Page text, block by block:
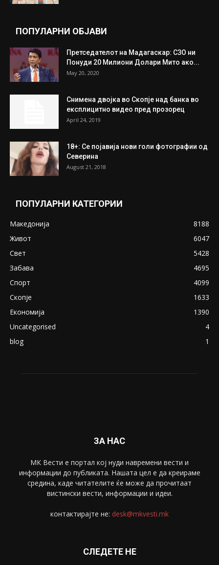
ПОПУЛАРНИ ОБЈАВИ
Претседателот на Мадагаскар: СЗО ни
Понуди 20 Милиони Долари Мито ако...
May 20, 2020
Снимена двојка во Скопје над банка во
експлицитно видео пред прозорец
April 24, 2019
18+: Се појавија нови голи фотографии од
Северина
August 21, 2018
ПОПУЛАРНИ КАТЕГОРИИ
Македонија
8188
Живот
6047
Свет
5428
Забава
4695
Спорт
4099
Скопје
1633
Економија
1390
Uncategorised
4
blog
1
ЗА НАС
МК Вести е портал коj нуди навремени вести и
информации до публиката. Нашата цел е да креираме
средина, каде читателите ќе може да прочитаат
вистински вести, информации и идеи.
контактирајте не: desk@mkvesti.mk
СЛЕДЕТЕ НЕ